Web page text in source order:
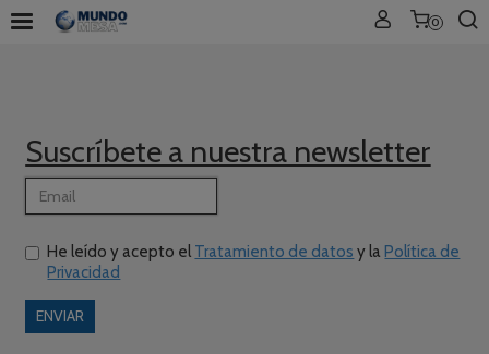
0
Suscríbete a nuestra newsletter
He leído y acepto el Tratamiento de datos y laPolítica de
Privacidad